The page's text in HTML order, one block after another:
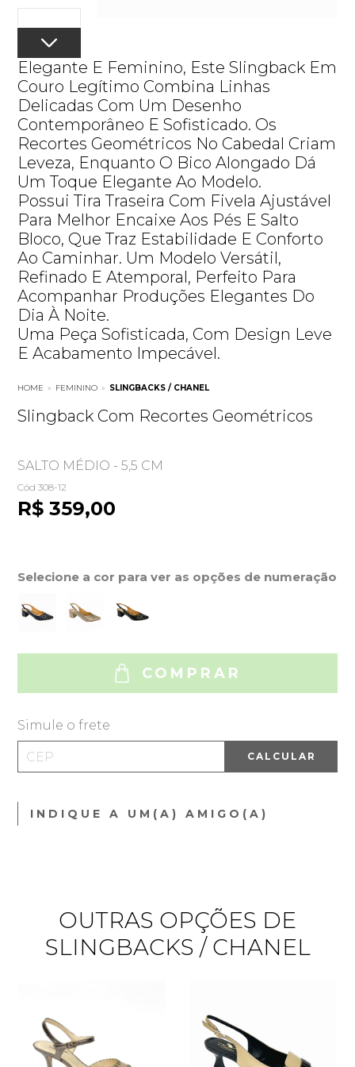
Elegante E Feminino, Este Slingback Em
Couro Legítimo Combina Linhas
Delicadas Com Um Desenho
Contemporâneo E Sofisticado. Os
Recortes Geométricos No Cabedal Criam
Leveza, Enquanto O Bico Alongado Dá
Um Toque Elegante Ao Modelo.
Possui Tira Traseira Com Fivela Ajustável
Para Melhor Encaixe Aos Pés E Salto
Bloco, Que Traz Estabilidade E Conforto
Ao Caminhar. Um Modelo Versátil,
Refinado E Atemporal, Perfeito Para
Acompanhar Produções Elegantes Do
Dia À Noite.
Uma Peça Sofisticada, Com Design Leve
E Acabamento Impecável.
HOME » FEMININO » SLINGBACKS / CHANEL
Slingback Com Recortes Geométricos
SALTO MÉDIO - 5,5 CM
Cód 308-12
R$ 359,00
Selecione a cor para ver as opções de numeração
COMPRAR
Simule o frete
CALCULAR
INDIQUE A UM(A) AMIGO(A)
OUTRAS OPÇÕES DE
SLINGBACKS / CHANEL